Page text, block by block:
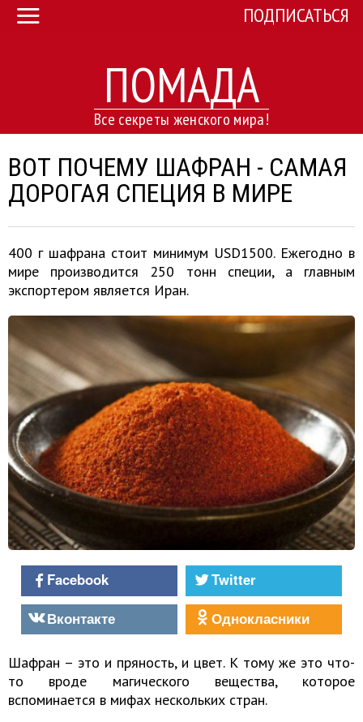
ПОМАДА
Все секреты женского мира!
ПОДПИСАТЬСЯ
ВОТ ПОЧЕМУ ШАФРАН - САМАЯ
ДОРОГАЯ СПЕЦИЯ В МИРЕ
400 г шафрана стоит минимум USD1500. Ежегодно в
мире производится 250 тонн специи, а главным
экспортером является Иран.
Facebook
Twitter
Вконтакте
Однокласники
Шафран – это и пряность, и цвет. К тому же это что-
то вроде магического вещества, которое
вспоминается в мифах нескольких стран.